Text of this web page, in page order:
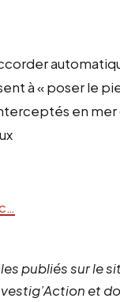
à « poser le
en mer
publiés sur le
et